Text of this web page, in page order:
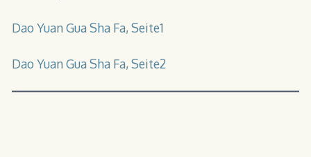
Dao Yuan Gua Sha Fa, Seite1
Dao Yuan Gua Sha Fa, Seite2